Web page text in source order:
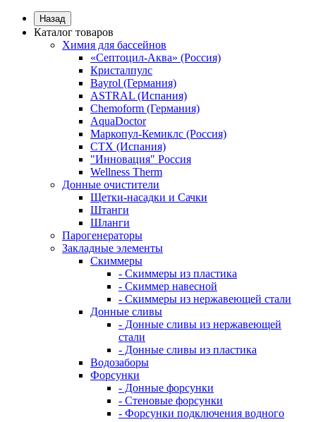
Назад
Каталог товаров
Химия для бассейнов
«Септоцил-Аква» (Россия)
Кристалпулс
Bayrol (Германия)
ASTRAL (Испания)
Chemoform (Германия)
AquaDoctor
Маркопул-Кемиклс (Россия)
CTX (Испания)
"Инновация" Россия
Wellness Therm
Донные очистители
Щетки-насадки и Сачки
Штанги
Шланги
Парогенераторы
Закладные элементы
Скиммеры
- Скиммеры из пластика
- Скиммер навесной
- Скиммеры из нержавеющей стали
Донные сливы
- Донные сливы из нержавеющей
стали
- Донные сливы из пластика
Водозаборы
Форсунки
- Донные форсунки
- Стеновые форсунки
- Форсунки подключения водного